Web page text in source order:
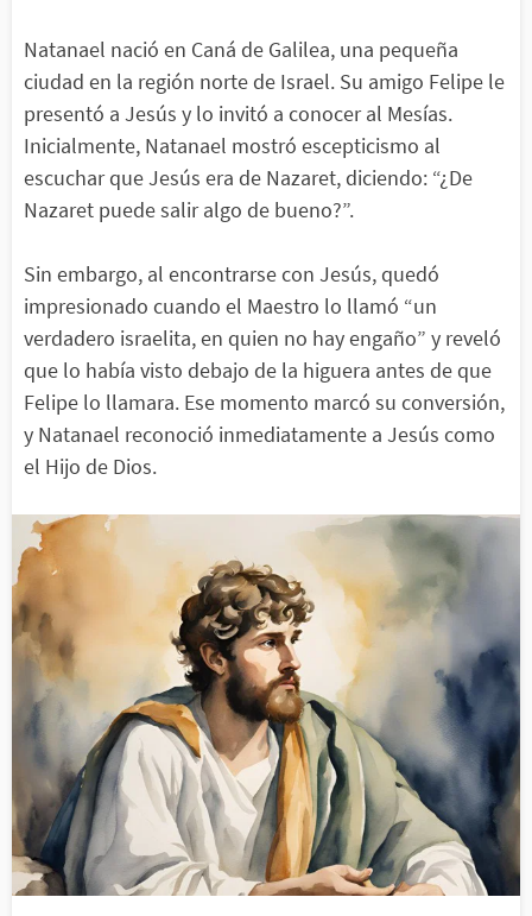
Natanael nació en Caná de Galilea, una pequeña
ciudad en la región norte de Israel. Su amigo Felipe le
presentó a Jesús y lo invitó a conocer al Mesías.
Inicialmente, Natanael mostró escepticismo al
escuchar que Jesús era de Nazaret, diciendo: “¿De
Nazaret puede salir algo de bueno?”.
Sin embargo, al encontrarse con Jesús, quedó
impresionado cuando el Maestro lo llamó “un
verdadero israelita, en quien no hay engaño” y reveló
que lo había visto debajo de la higuera antes de que
Felipe lo llamara. Ese momento marcó su conversión,
y Natanael reconoció inmediatamente a Jesús como
el Hijo de Dios.